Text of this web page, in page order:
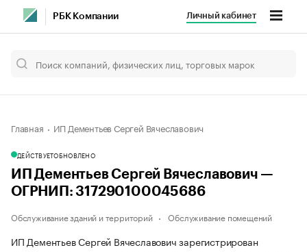
РБК Компании Личный кабинет
Главная ИП Дементьев Сергей Вячеславович
ДЕЙСТВУЕТОБНОВЛЕНО
ИП Дементьев Сергей Вячеславович —
ОГРНИП: 317290100045686
Обслуживание зданий и территорий Обслуживание помещений
ИП Дементьев Сергей Вячеславович зарегистрирован